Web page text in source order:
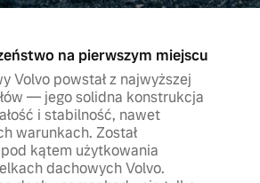
na pierwszym miejscu
Volvo powstał z najwyższej
— jego solidna konstrukcja
i stabilność, nawet
warunkach. Został
kątem użytkowania
dachowych Volvo.